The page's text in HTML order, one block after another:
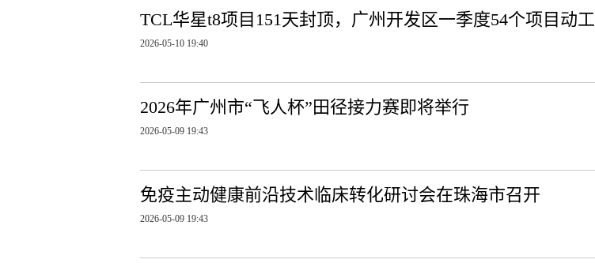
TCL华星t8项目151天封顶，广州开发区一季度54个项目动工
2026-05-10 19:40
2026年广州市“飞人杯”田径接力赛即将举行
2026-05-09 19:43
免疫主动健康前沿技术临床转化研讨会在珠海市召开
2026-05-09 19:43